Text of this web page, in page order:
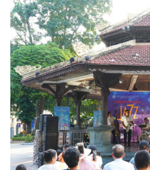
cuối tuần” sẽ mở ra một
trở thành một lát cắt tinh tế
sống.